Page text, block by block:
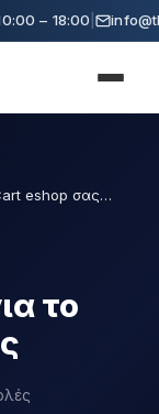
– 18:00 |
eshop σας…
το